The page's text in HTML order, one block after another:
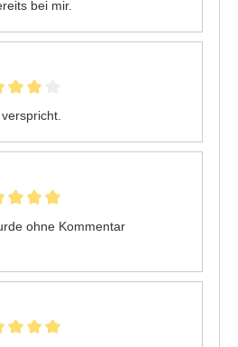
bei mir.
ohne Kommentar